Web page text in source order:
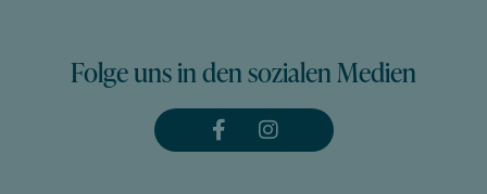
Folge uns in den sozialen Medien